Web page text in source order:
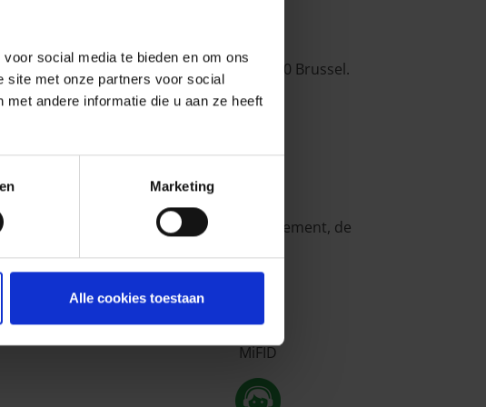
social media te bieden en om ons
site met onze partners voor social
andere informatie die u aan ze heeft
Marketing
Alle cookies toestaan
van België, de Berlaimontlaan 14, 1000 Brussel.
hoedanigheid onderschreven heeft.
segmentatiecriteria, het klachtenmanagement, de
MiFID